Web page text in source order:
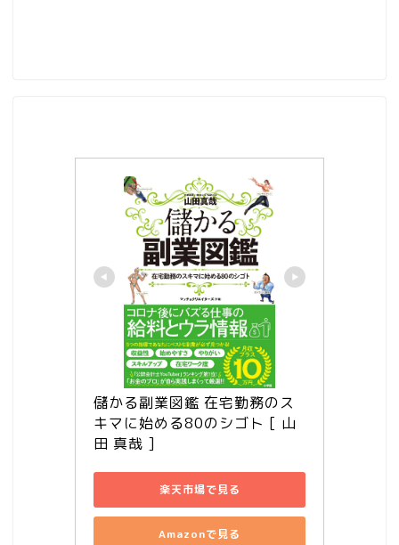
儲かる副業図鑑 在宅勤務のス
キマに始める80のシゴト [ 山
田 真哉 ]
楽天市場で見る
Amazonで見る